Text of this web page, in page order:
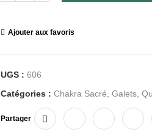
Ajouter aux favoris
UGS : 606
Catégories : Chakra Sacré Galets,
Partager